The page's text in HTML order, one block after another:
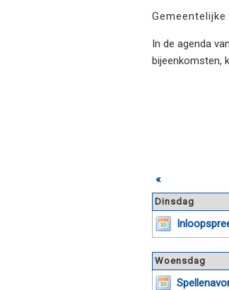
Gemeentelijke
In de agenda
bijeenkomsten,
«
Dinsdag
Woensdag